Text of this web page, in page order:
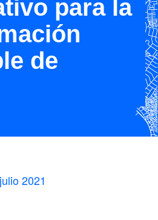
para la
de
2021